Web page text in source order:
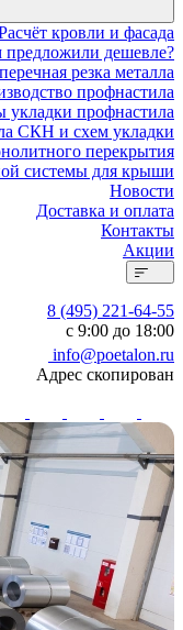
кровли и фасада
предложили дешевле?
резка металла
профнастила
укладки профнастила
СКН и схем укладки
перекрытия
системы для крыши
Новости
Доставка и оплата
Контакты
Акции
8 (495) 221-64-55
с 9:00 до 18:00
info@poetalon.ru
Адрес скопирован